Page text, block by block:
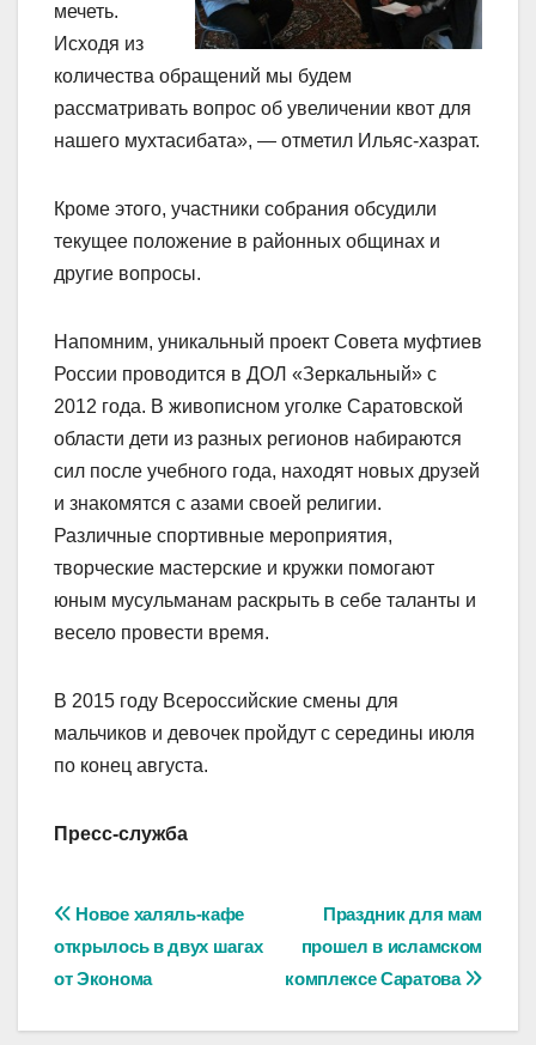
мечеть.
Исходя из
количества обращений мы будем
рассматривать вопрос об увеличении квот для
нашего мухтасибата», — отметил Ильяс-хазрат.
Кроме этого, участники собрания обсудили
текущее положение в районных общинах и
другие вопросы.
Напомним, уникальный проект Совета муфтиев
России проводится в ДОЛ «Зеркальный» с
2012 года. В живописном уголке Саратовской
области дети из разных регионов набираются
сил после учебного года, находят новых друзей
и знакомятся с азами своей религии.
Различные спортивные мероприятия,
творческие мастерские и кружки помогают
юным мусульманам раскрыть в себе таланты и
весело провести время.
В 2015 году Всероссийские смены для
мальчиков и девочек пройдут с середины июля
по конец августа.
Пресс-служба
Навигация
по
записям
Праздник для мам
прошел в исламском
комплексе Саратова
Новое халяль-кафе
открылось в двух шагах
от Эконома